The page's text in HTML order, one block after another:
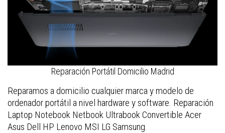
Reparación Portátil Domicilio Madrid
Reparamos a domicilio cualquier marca y modelo de
ordenador portátil a nivel hardware y software. Reparación
Laptop Notebook Netbook Ultrabook Convertible Acer
Asus Dell HP Lenovo MSI LG Samsung.